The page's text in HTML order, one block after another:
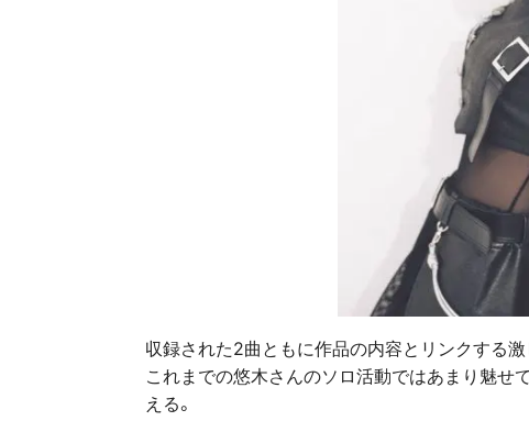
収録された2曲ともに作品の内容とリンクする
これまでの悠木さんのソロ活動ではあまり魅
える。